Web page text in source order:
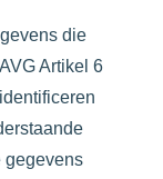
die
Artikel 6
gegevens